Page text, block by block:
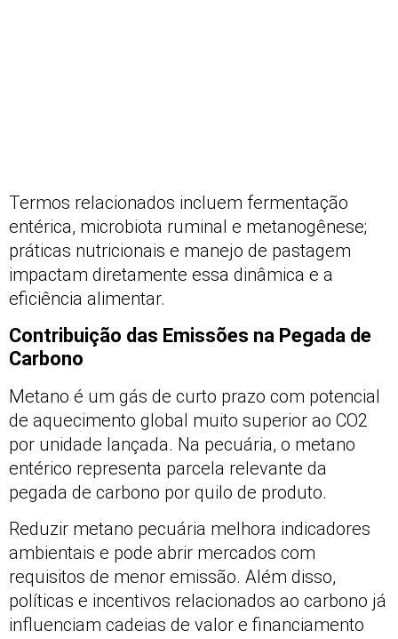
Termos relacionados incluem fermentação
entérica, microbiota ruminal e metanogênese;
práticas nutricionais e manejo de pastagem
impactam diretamente essa dinâmica e a
eficiência alimentar.
Contribuição das Emissões na Pegada de
Carbono
Metano é um gás de curto prazo com potencial
de aquecimento global muito superior ao CO2
por unidade lançada. Na pecuária, o metano
entérico representa parcela relevante da
pegada de carbono por quilo de produto.
Reduzir metano pecuária melhora indicadores
ambientais e pode abrir mercados com
requisitos de menor emissão. Além disso,
políticas e incentivos relacionados ao carbono já
influenciam cadeias de valor e financiamento